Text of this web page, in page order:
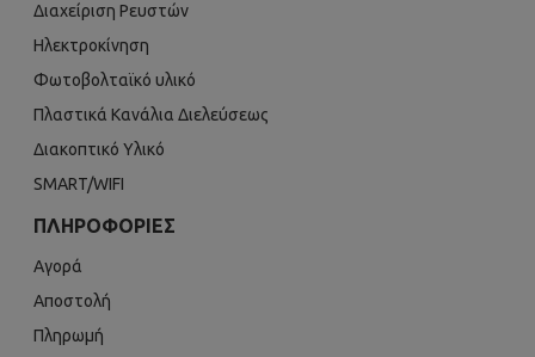
Διαχείριση Ρευστών
Ηλεκτροκίνηση
Φωτοβολταϊκό υλικό
Πλαστικά Κανάλια Διελεύσεως
Διακοπτικό Υλικό
SMART/WIFI
ΠΛΗΡΟΦΟΡΊΕΣ
Αγορά
Αποστολή
Πληρωμή